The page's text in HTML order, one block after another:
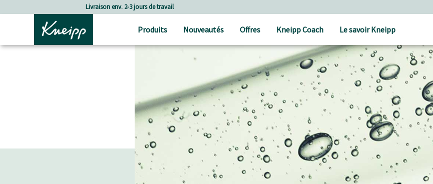
Passer au contenu principal
Passer au contenu du pied de pageLivraison env. 2-3 jours de travail
Produits Nouveautés Offres Kneipp Coach Le savoir Kneipp